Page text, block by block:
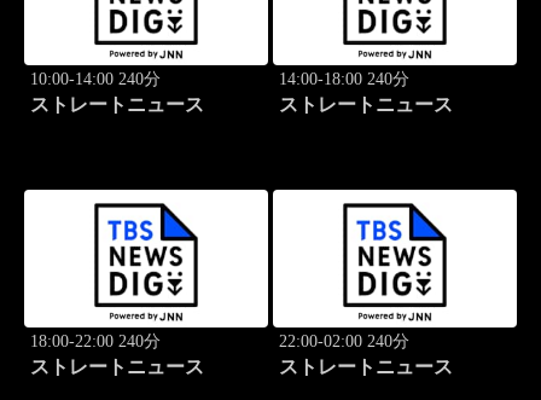
10:00-14:00 240分
ストレートニュース
14:00-18:00 240分
ストレートニュース
18:00-22:00 240分
ストレートニュース
22:00-02:00 240分
ストレートニュース